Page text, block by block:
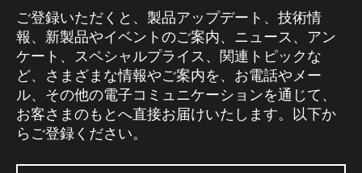
ご登録いただくと、製品アップデート、技術情
報、新製品やイベントのご案内、ニュース、アン
ケート、スペシャルプライス、関連トピックな
ど、さまざまな情報やご案内を、お電話やメー
ル、その他の電子コミュニケーションを通じて、
お客さまのもとへ直接お届けいたします。以下か
らご登録ください。